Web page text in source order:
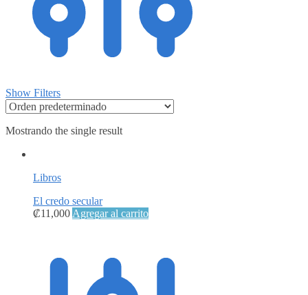
Show Filters
Mostrando the single result
Libros
El credo secular
₡11,000 Agregar al carrito